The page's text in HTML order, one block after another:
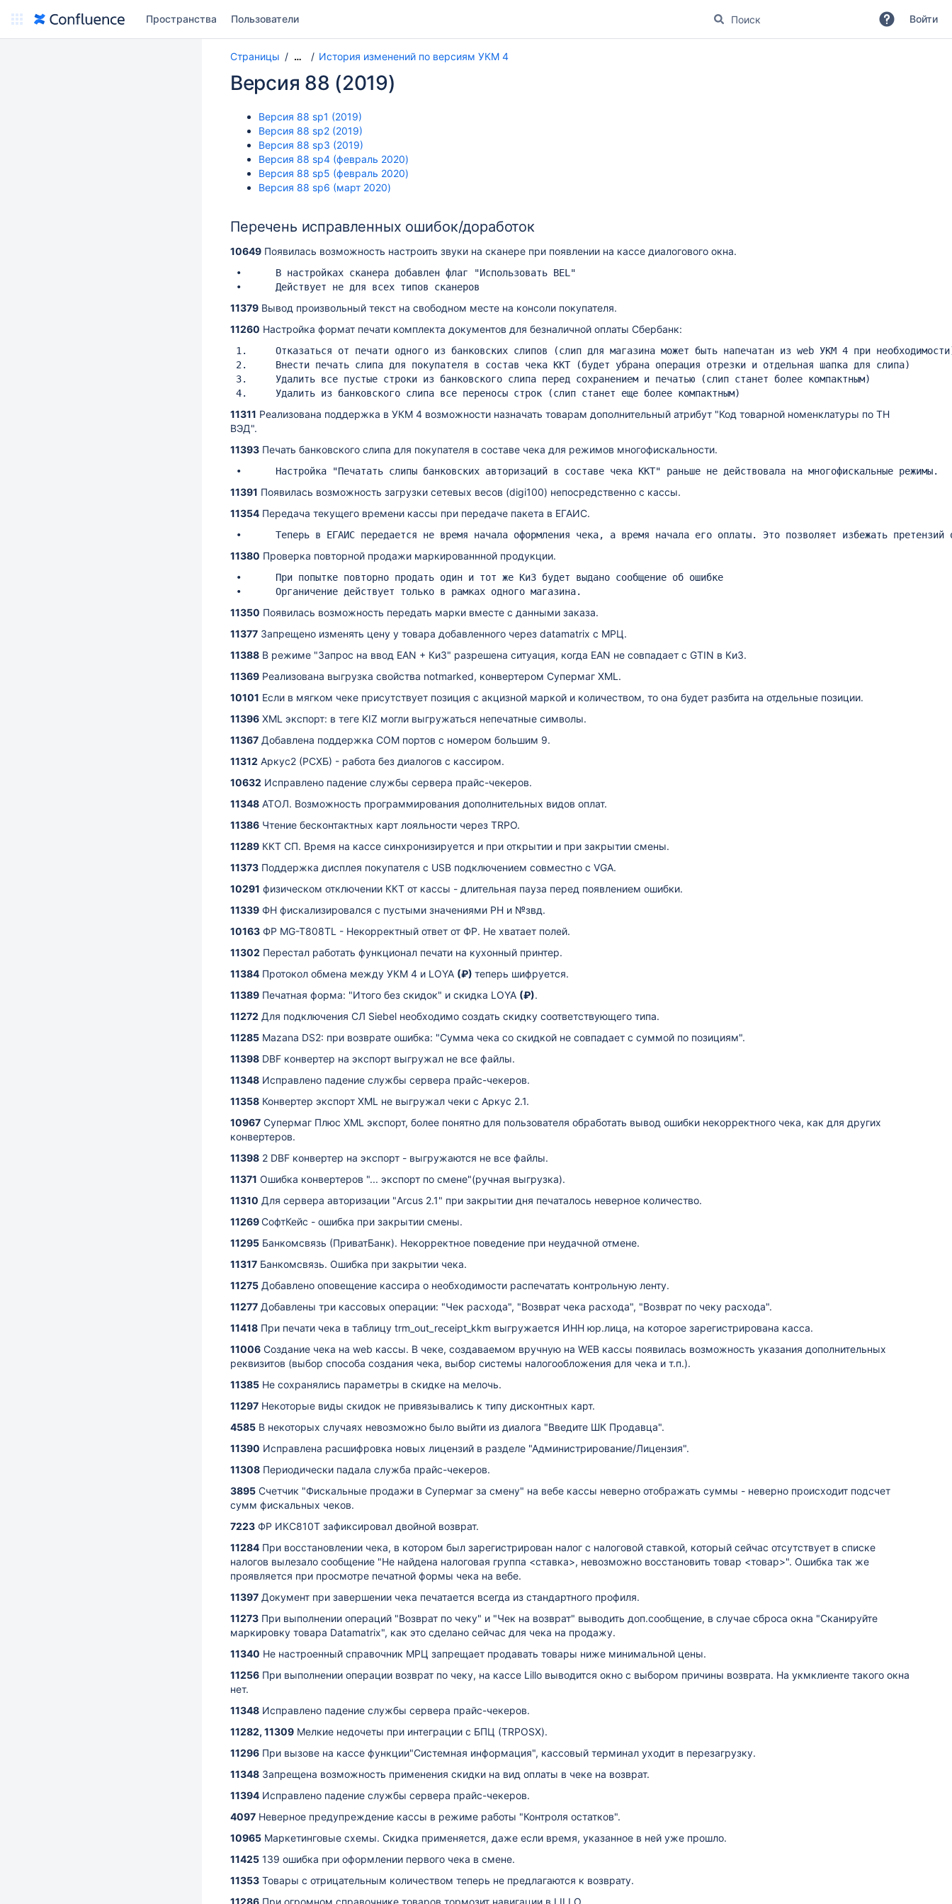
Пространства Пользователи Войти
Страницы … История изменений по версиям УКМ 4
Версия 88 (2019)
Версия 88 sp1 (2019)
Версия 88 sp2 (2019)
Версия 88 sp3 (2019)
Версия 88 sp4 (февраль 2020)
Версия 88 sp5 (февраль 2020)
Версия 88 sp6 (март 2020)
Перечень исправленных ошибок/доработок
10649 Появилась возможность настроить звуки на сканере при появлении на кассе диалогового окна.
•	В настройках сканера добавлен флаг "Использовать BEL"
11379 Вывод произвольный текст на свободном месте на консоли покупателя.
11260 Настройка формат печати комплекта документов для безналичной оплаты Сбербанк:
1.	Отказаться от печати одного из банковских слипов (слип для магазина может быть напечатан из web УКМ 4 при необходимости)
2.	Внести печать слипа для покупателя в состав чека ККТ (будет убрана операция отрезки и отдельная шапка для слипа)
3.	Удалить все пустые строки из банковского слипа перед сохранением и печатью (слип станет более компактным)
11311 Реализована поддержка в УКМ 4 возможности назначать товарам дополнительный атрибут "Код товарной номенклатуры по ТН
ВЭД".
11393 Печать банковского слипа для покупателя в составе чека для режимов многофискальности.
11391 Появилась возможность загрузки сетевых весов (digi100) непосредственно с кассы.
11354 Передача текущего времени кассы при передаче пакета в ЕГАИС.
11380 Проверка повторной продажи маркированнной продукции.
•	При попытке повторно продать один и тот же КиЗ будет выдано сообщение об ошибке
11350 Появилась возможность передать марки вместе с данными заказа.
11377 Запрещено изменять цену у товара добавленного через datamatrix с МРЦ.
11388 В режиме "Запрос на ввод EAN + КиЗ" разрешена ситуация, когда EAN не совпадает с GTIN в КиЗ.
11369 Реализована выгрузка свойства notmarked, конвертером Супермаг XML.
10101 Если в мягком чеке присутствует позиция с акцизной маркой и количеством, то она будет разбита на отдельные позиции.
11396 XML экспорт: в теге KIZ могли выгружаться непечатные символы.
11367 Добавлена поддержка COM портов с номером большим 9.
11312 Аркус2 (РСХБ) - работа без диалогов с кассиром.
10632 Исправлено падение службы сервера прайс-чекеров.
11348 АТОЛ. Возможность программирования дополнительных видов оплат.
11386 Чтение бесконтактных карт лояльности через TRPO.
11289 ККТ СП. Время на кассе синхронизируется и при открытии и при закрытии смены.
11373 Поддержка дисплея покупателя c USB подключением совместно с VGA.
10291 физическом отключении ККТ от кассы - длительная пауза перед появлением ошибки.
11339 ФН фискализировался с пустыми значениями РН и №звд.
10163 ФР MG-T808TL - Некорректный ответ от ФР. Не хватает полей.
11302 Перестал работать функционал печати на кухонный принтер.
11384 Протокол обмена между УКМ 4 и LOYA (₽) теперь шифруется.
11389 Печатная форма: "Итого без скидок" и скидка LOYA (₽).
11272 Для подключения СЛ Siebel необходимо создать скидку соответствующего типа.
11285 Mazana DS2: при возврате ошибка: "Сумма чека со скидкой не совпадает с суммой по позициям".
11398 DBF конвертер на экспорт выгружал не все файлы.
11348 Исправлено падение службы сервера прайс-чекеров.
11358 Конвертер экспорт XML не выгружал чеки с Аркус 2.1.
10967 Супермаг Плюс XML экспорт, более понятно для пользователя обработать вывод ошибки некорректного чека, как для других
конвертеров.
11398 2 DBF конвертер на экспорт - выгружаются не все файлы.
11371 Ошибка конвертеров "... экспорт по смене"(ручная выгрузка).
11310 Для сервера авторизации "Arcus 2.1" при закрытии дня печаталось неверное количество.
11269СофтКейс - ошибка при закрытии смены.
11295 Банкомсвязь (ПриватБанк). Некорректное поведение при неудачной отмене.
11317 Банкомсвязь. Ошибка при закрытии чека.
11275 Добавлено оповещение кассира о необходимости распечатать контрольную ленту.
11277 Добавлены три кассовых операции: "Чек расхода", "Возврат чека расхода", "Возврат по чеку расхода".
11418 При печати чека в таблицу trm_out_receipt_kkm выгружается ИНН юр.лица, на которое зарегистрирована касса.
11006 Создание чека на web кассы. В чеке, создаваемом вручную на WEB кассы появилась возможность указания дополнительных
реквизитов (выбор способа создания чека, выбор системы налогообложения для чека и т.п.).
11385 Не сохранялись параметры в скидке на мелочь.
11297 Некоторые виды скидок не привязывались к типу дисконтных карт.
4585 В некоторых случаях невозможно было выйти из диалога "Введите ШК Продавца".
11390 Исправлена расшифровка новых лицензий в разделе "Администрирование/Лицензия".
11308 Периодически падала служба прайс-чекеров.
3895 Счетчик "Фискальные продажи в Супермаг за смену" на вебе кассы неверно отображать суммы - неверно происходит подсчет
сумм фискальных чеков.
7223 ФР ИКС810Т зафиксировал двойной возврат.
11284 При восстановлении чека, в котором был зарегистрирован налог с налоговой ставкой, который сейчас отсутствует в списке
налогов вылезало сообщение "Не найдена налоговая группа <ставка>, невозможно восстановить товар <товар>". Ошибка так же
проявляется при просмотре печатной формы чека на вебе.
11397 Документ при завершении чека печатается всегда из стандартного профиля.
11273 При выполнении операций "Возврат по чеку" и "Чек на возврат" выводить доп.сообщение, в случае сброса окна "Сканируйте
маркировку товара Datamatrix", как это сделано сейчас для чека на продажу.
11340 Не настроенный справочник МРЦ запрещает продавать товары ниже минимальной цены.
11256 При выполнении операции возврат по чеку, на кассе Lillo выводится окно с выбором причины возврата. На укмклиенте такого окна
нет.
11348 Исправлено падение службы сервера прайс-чекеров.
11282, 11309 Мелкие недочеты при интеграции с БПЦ (TRPOSX).
11296 При вызове на кассе функции"Системная информация", кассовый терминал уходит в перезагрузку.
11348 Запрещена возможность применения скидки на вид оплаты в чеке на возврат.
11394 Исправлено падение службы сервера прайс-чекеров.
4097 Неверное предупреждение кассы в режиме работы "Контроля остатков".
10965 Маркетинговые схемы. Скидка применяется, даже если время, указанное в ней уже прошло.
11425 139 ошибка при оформлении первого чека в смене.
11353 Товары с отрицательным количеством теперь не предлагаются к возврату.
11286 При огромном справочнике товаров тормозит навигации в LILLO.